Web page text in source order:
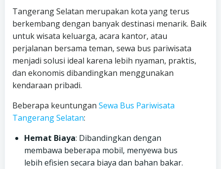
Tangerang Selatan merupakan kota yang terus
berkembang dengan banyak destinasi menarik. Baik
untuk wisata keluarga, acara kantor, atau
perjalanan bersama teman, sewa bus pariwisata
menjadi solusi ideal karena lebih nyaman, praktis,
dan ekonomis dibandingkan menggunakan
kendaraan pribadi.
Beberapa keuntungan Sewa Bus Pariwisata
Tangerang Selatan:
Hemat Biaya: Dibandingkan dengan
membawa beberapa mobil, menyewa bus
lebih efisien secara biaya dan bahan bakar.